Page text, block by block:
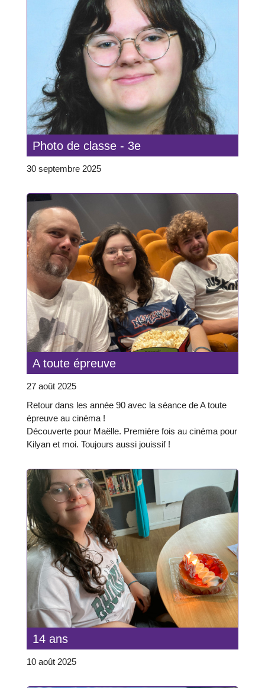
Photo de classe - 3e
30 septembre 2025
A toute épreuve
27 août 2025
Retour dans les année 90 avec la séance de A toute
épreuve au cinéma !
Découverte pour Maëlle. Première fois au cinéma pour
Kilyan et moi. Toujours aussi jouissif !
14 ans
10 août 2025